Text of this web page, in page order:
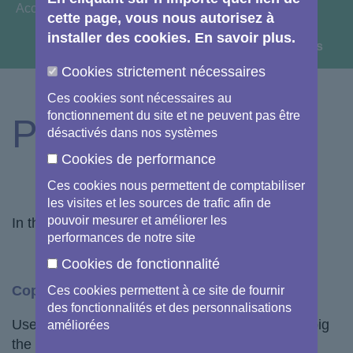
You are here:
Accueil Opportunités
View image information & credits
Pour les start-ups
In this section, you will find:
Copernicus Relays
Useful links and information to understand how big
the Copernicus Relaysnetwork is and what it can
cette page, vous nous autorisez à
installer des cookies. En savoir plus.
Cookies strictement nécessaires
Ces cookies sont nécessaires au
fonctionnement du site et ne peuvent pas être
désactivés dans nos systèmes
Cookies de performance
Ces cookies nous permettent de comptabiliser
les visites et les sources de trafic afin de
pouvoir mesurer et améliorer les
performances de notre site
Cookies de fonctionnalité
Ces cookies permettent à ce site de fournir
des fonctionnalités et des personnalisations
améliorées